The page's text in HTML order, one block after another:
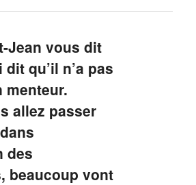
Jean vous dit
qu’il n’a pas
menteur.
allez passer
des
beaucoup vont